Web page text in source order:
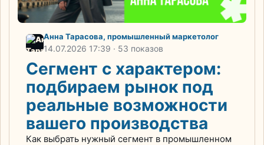
Анна Тарасова, промышленный маркетолог
14.07.2026 17:39 · 53 показов
Сегмент с характером:
подбираем рынок под
реальные возможности
вашего производства
Как выбрать нужный сегмент в промышленном